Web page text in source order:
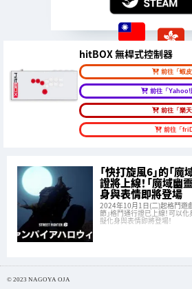
hitBOX 無桿式控制器
前往「蝦
前往「Yahoo!
前往「樂
前往「
「快打旋風6」的「
證將上線！「魔域幽
身與表情即將登場
2024年10月1日(二)起格鬥遊
節」格鬥通行證已上線！可以化
擬化身與表情即將登場！
© 2023 NAGOYA OJA